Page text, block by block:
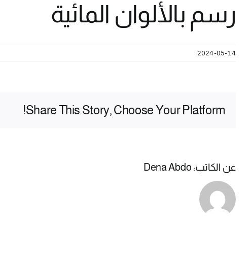
رسم بالألوان المائية
2024-05-14
Share This Story, Choose Your Platform!
عن الكاتب: Dena Abdo